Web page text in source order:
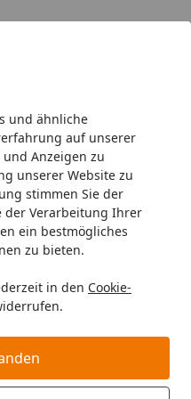
und ähnliche
auf unserer
Anzeigen zu
unserer Website zu
stimmen Sie der
der Verarbeitung Ihrer
ein bestmögliches
zu bieten.
in den Cookie-
HAPPY DOG Mini
Gramm
Fit & Vital